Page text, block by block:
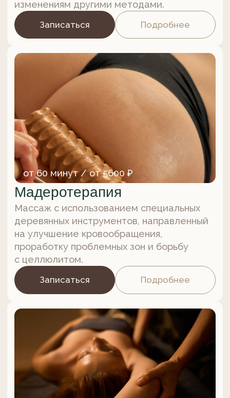
Детский массаж
Полноценное физическое
и эмоциональное оздоровление
растущего организма благодаря
комплексному типологическому подходу.
Записаться
45 минут / 4100 ₽
Массаж в 4 руки
Миофасциальный массаж тела, который
делают одновременно 2 мастера. Мягкая
и безболезненная техника ручного
проработать все тело,
Записаться Подробнее
от 60 минут / от 9000 ₽